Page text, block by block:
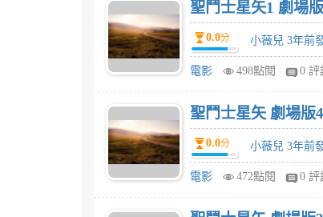
聖鬥士星矢1 劇場
0.0分 小薇兒 3年前
電影 498點閱 0 評
聖鬥士星矢 劇場版
0.0分 小薇兒 3年前
電影 472點閱 0 評